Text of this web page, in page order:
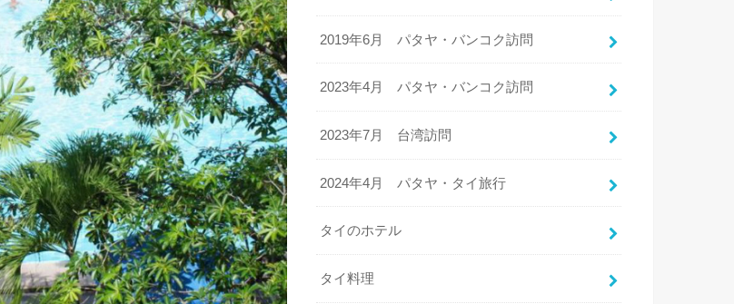
2019年6月 パタヤ・バンコク訪問
2023年4月 パタヤ・バンコク訪問
2023年7月 台湾訪問
2024年4月 パタヤ・タイ旅行
タイのホテル
タイ料理